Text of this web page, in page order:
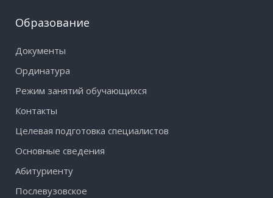
Образование
Документы
Ординатура
Режим занятий обучающихся
Контакты
Целевая подготовка специалистов
Основные сведения
Абитуриенту
Послевузовское